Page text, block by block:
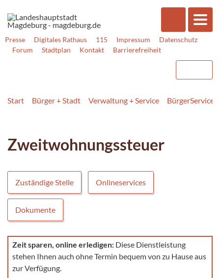
Presse Digitales Rathaus 115 Impressum
Datenschutz
Forum
Stadtplan Kontakt Barrierefreiheit
Start Bürger + Stadt Verwaltung + Service BürgerService
Zweitwohnungssteuer
Zuständige Stelle Onlineservices
Dokumente
Zeit sparen, online erledigen: Diese Dienstleistung
stehen Ihnen auch ohne Termin bequem von zu Hause aus
zur Verfügung.